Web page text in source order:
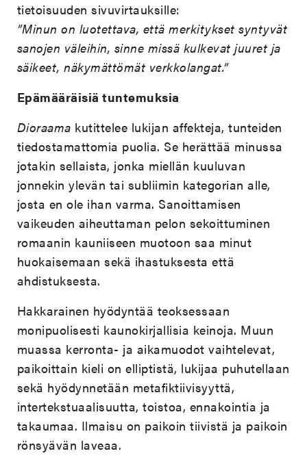
tietoisuuden sivuvirtauksille:
”Minun on luotettava, että merkitykset syntyvät
sanojen väleihin, sinne missä kulkevat juuret ja
säikeet, näkymättömät verkkolangat.”
Epämääräisiä tuntemuksia
Dioraama kutittelee lukijan affekteja, tunteiden
tiedostamattomia puolia. Se herättää minussa
jotakin sellaista, jonka miellän kuuluvan
jonnekin ylevän tai subliimin kategorian alle,
josta en ole ihan varma. Sanoittamisen
vaikeuden aiheuttaman pelon sekoittuminen
romaanin kauniiseen muotoon saa minut
huokaisemaan sekä ihastuksesta että
ahdistuksesta.
Hakkarainen hyödyntää teoksessaan
monipuolisesti kaunokirjallisia keinoja. Muun
muassa kerronta- ja aikamuodot vaihtelevat,
paikoittain kieli on elliptistä, lukijaa puhutellaan
sekä hyödynnetään metafiktiivisyyttä,
intertekstuaalisuutta, toistoa, ennakointia ja
takaumaa. Ilmaisu on paikoin tiivistä ja paikoin
rönsyävän laveaa.